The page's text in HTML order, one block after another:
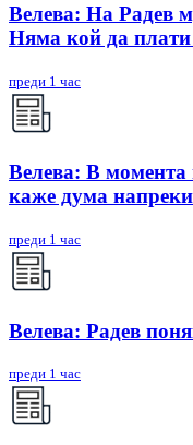
Велева: На Радев
Няма кой да плати
преди 1 час
Велева: В момента
каже дума
преди 1 час
Велева: Радев
преди 1 час